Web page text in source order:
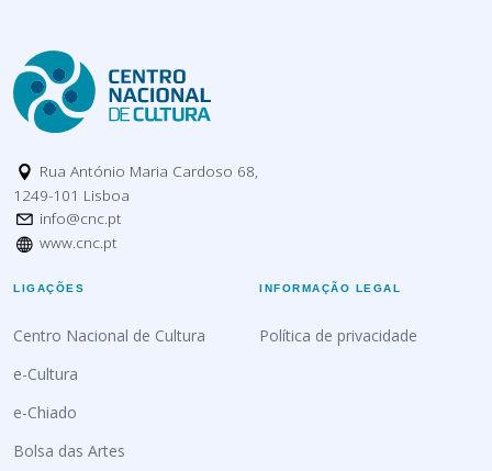
Rua António Maria Cardoso 68,
1249-101 Lisboa
info@cnc.pt
www.cnc.pt
LIGAÇÕES
Centro Nacional de Cultura
e-Cultura
e-Chiado
Bolsa das Artes
INFORMAÇÃO LEGAL
Política de privacidade